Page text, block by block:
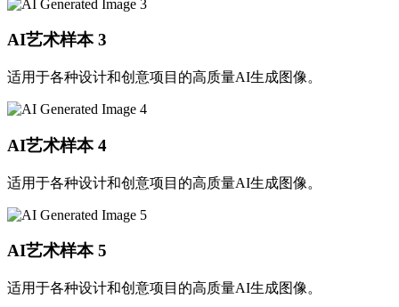
AI艺术样本 3
适用于各种设计和创意项目的高质量AI生成图像。
AI艺术样本 4
适用于各种设计和创意项目的高质量AI生成图像。
AI艺术样本 5
适用于各种设计和创意项目的高质量AI生成图像。